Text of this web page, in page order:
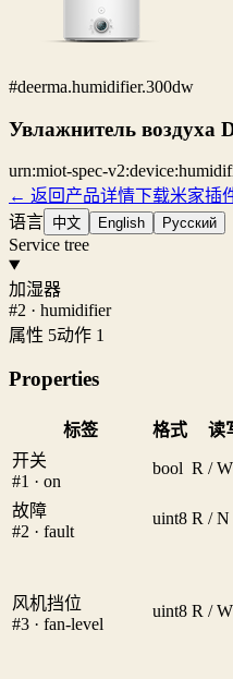
#deerma.humidifier.300dw
Увлажнитель воздуха
urn:miot-spec-
← 返回产品详情下载米家插
语言 中文 English Русский
Service tree
加湿器
#2 · humidifier
属性 5动作 1
Properties
标签 格式 读
开关
#1 · on
bool R /
故障
#2 · fault
uint8 R / N
风机挡位
#3 · fan-level
uint8 R /